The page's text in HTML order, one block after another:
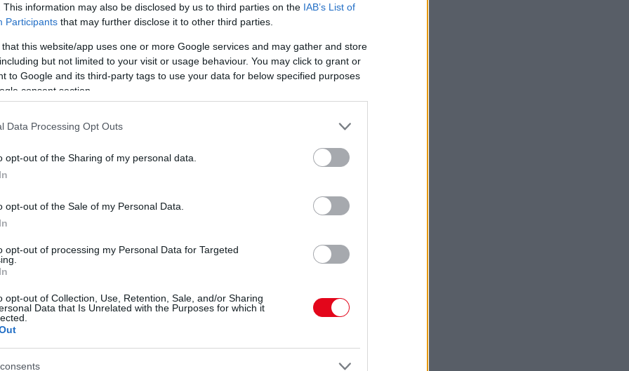
This information may also be disclosed by us to third parties on the IAB’s List of
Participants that may further disclose it to other third parties.
that this website/app uses one or more Google services and may gather and store
but not limited to your visit or usage behaviour. You may click to grant or
to Google and its third-party tags to use your data for below specified purposes
consent section.
Data Processing Opt Outs
opt-out of the Sharing of my personal data.
opt-out of the Sale of my Personal Data.
opt-out of processing my Personal Data for Targeted
opt-out of Collection, Use, Retention, Sale, and/or Sharing
Data that Is Unrelated with the Purposes for which it
bejegyzés
állt ki a tengerpartra. Az egész életére
mint a másik, tele vannak striákkal, több
naponta. És ehhez számára a legtökéletesebb hely
követik őt.